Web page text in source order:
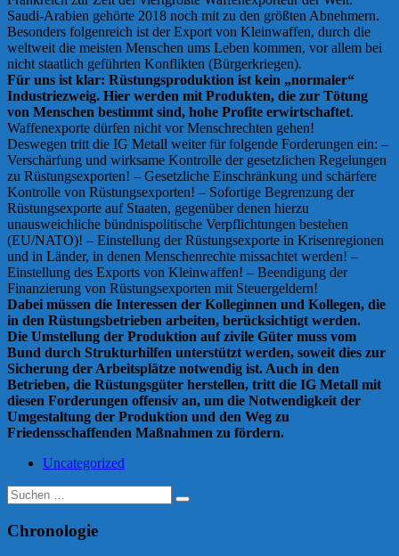
Saudi-Arabien gehörte 2018 noch mit zu den größten Abnehmern.
Besonders folgenreich ist der Export von Kleinwaffen, durch die
weltweit die meisten Menschen ums Leben kommen, vor allem bei
nicht staatlich geführten Konflikten (Bürgerkriegen).
Für uns ist klar: Rüstungsproduktion ist kein „normaler“
Industriezweig. Hier werden mit Produkten, die zur Tötung
von Menschen bestimmt sind, hohe Profite erwirtschaftet.
Waffenexporte dürfen nicht vor Menschrechten gehen!
Deswegen tritt die IG Metall weiter für folgende Forderungen ein: –
Verschärfung und wirksame Kontrolle der gesetzlichen Regelungen
zu Rüstungsexporten! – Gesetzliche Einschränkung und schärfere
Kontrolle von Rüstungsexporten! – Sofortige Begrenzung der
Rüstungsexporte auf Staaten, gegenüber denen hierzu
unausweichliche bündnispolitische Verpflichtungen bestehen
(EU/NATO)! – Einstellung der Rüstungsexporte in Krisenregionen
und in Länder, in denen Menschenrechte missachtet werden! –
Einstellung des Exports von Kleinwaffen! – Beendigung der
Finanzierung von Rüstungsexporten mit Steuergeldern!
Dabei müssen die Interessen der Kolleginnen und Kollegen, die
in den Rüstungsbetrieben arbeiten, berücksichtigt werden.
Die Umstellung der Produktion auf zivile Güter muss vom
Bund durch Strukturhilfen unterstützt werden, soweit dies zur
Sicherung der Arbeitsplätze notwendig ist. Auch in den
Betrieben, die Rüstungsgüter herstellen, tritt die IG Metall mit
diesen Forderungen offensiv an, um die Notwendigkeit der
Umgestaltung der Produktion und den Weg zu
Friedensschaffenden Maßnahmen zu fördern.
Uncategorized
Suche
nach:
Chronologie